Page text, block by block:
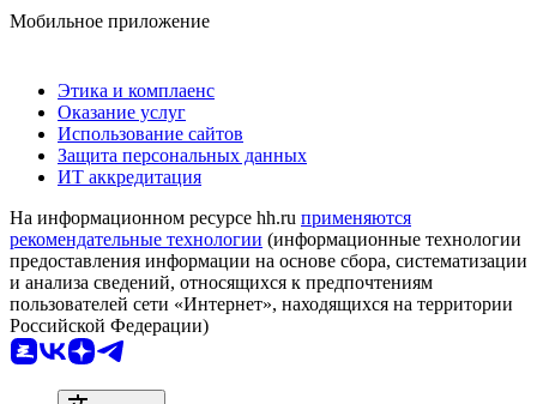
Мобильное приложение
Этика и комплаенс
Оказание услуг
Использование сайтов
Защита персональных данных
ИТ аккредитация
На информационном ресурсе hh.ru применяются
рекомендательные технологии (информационные технологии
предоставления информации на основе сбора, систематизации
и анализа сведений, относящихся к предпочтениям
пользователей сети «Интернет», находящихся на территории
Российской Федерации)